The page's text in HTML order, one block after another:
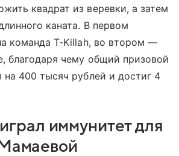
квадрат из веревки, а затем
каната. В первом
команда T-Killah, во втором —
благодаря чему общий призовой
на 400 тысяч рублей и достиг 4
иммунитет для